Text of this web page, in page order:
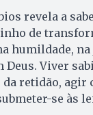
revela a
de
humildade,
Deus. Viver
retidão, agir
se às